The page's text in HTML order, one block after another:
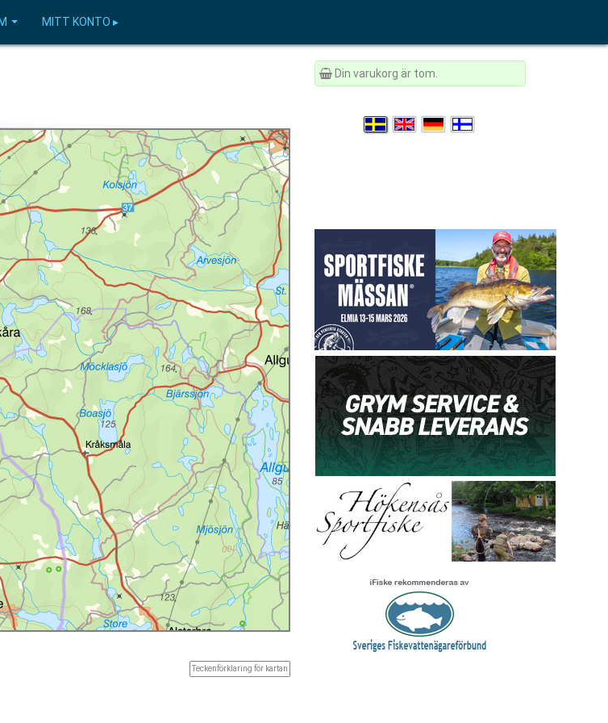
MITT KONTO ▸
Teckenförklaring för kartan
Din varukorg är tom.